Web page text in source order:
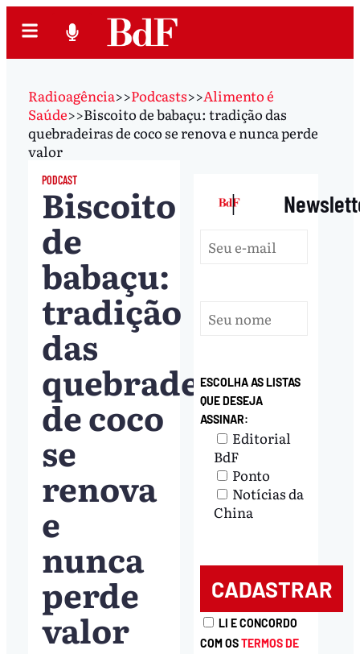
Radioagência>>Podcasts>>Alimento é
Saúde>>Biscoito de babaçu: tradição das
quebradeiras de coco se renova e nunca perde
valor
PODCAST
Biscoito
de
babaçu:
tradição
das
quebradeiras
de coco
se
renova
e
nunca
perde
valor
|
ESCOLHA AS LISTAS
QUE DESEJA
ASSINAR:
Editorial
BdF
Ponto
Notícias da
China
LI E CONCORDO
COM OSTERMOS DE